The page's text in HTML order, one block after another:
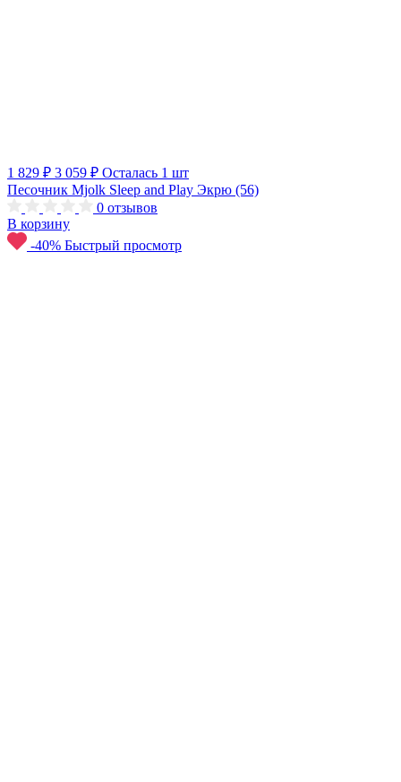
1 829 ₽ 3 059 ₽ Осталась 1 шт
Песочник Mjolk Sleep and Play Экрю (56)
0 отзывов
В корзину
-40% Быстрый просмотр